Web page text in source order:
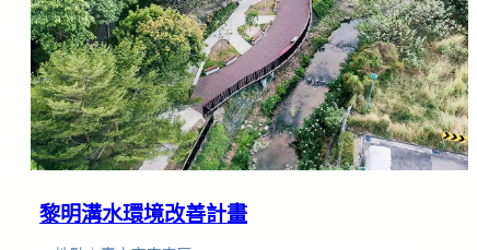
黎明溝水環境改善計畫